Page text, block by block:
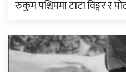
रुकुम पश्चिममा टाटा विङ्गर र